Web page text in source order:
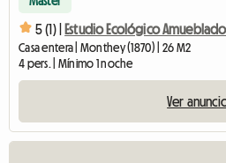
5 (1) | Estudio Ecológico
Casa entera | Monthey (1870) | 26 M2
4 pers. | Mínimo 1 noche
Ver